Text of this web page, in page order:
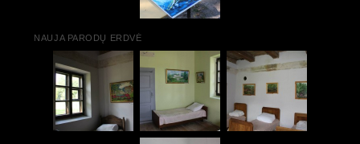
NAUJA PARODŲ ERDVĖ